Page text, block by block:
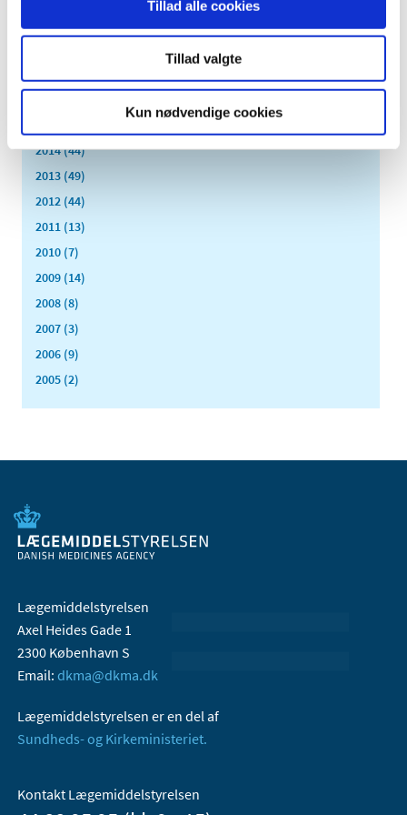
Tillad alle cookies
Tillad valgte
Kun nødvendige cookies
2014 (44)
2013 (49)
2012 (44)
2011 (13)
2010 (7)
2009 (14)
2008 (8)
2007 (3)
2006 (9)
2005 (2)
Lægemiddelstyrelsen
Axel Heides Gade 1
2300 København S
Email: dkma@dkma.dk
Lægemiddelstyrelsen er en del af
Sundheds- og Kirkeministeriet.
Kontakt Lægemiddelstyrelsen